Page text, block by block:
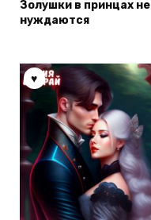
Золушки в принцах не
нуждаются